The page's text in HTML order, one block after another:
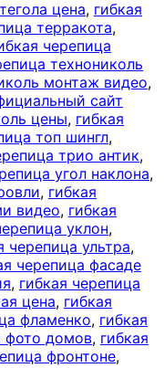
цена, гибкая
терракота,
черепица
технониколь
монтаж видео,
сайт
цены, гибкая
топ шингл,
трио антик,
угол наклона,
, гибкая
видео, гибкая
уклон,
черепица ультра,
черепица фасаде
, гибкая черепица
цена, гибкая
фламенко, гибкая
фото домов, гибкая
фронтоне,